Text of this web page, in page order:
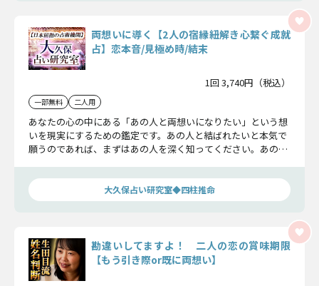
両想いに導く【2人の宿縁紐解き心繋ぐ成就
占】恋本音/見極め時/結末
1回 3,740円（税込）
一部無料 二人用
あなたの心の中にある「あの人と両想いになりたい」という想
いを現実にするための鑑定です。あの人と結ばれたいと本気で
願うのであれば、まずはあの人を深く知ってください。あの人
を知ることが一番大切なのです。
大久保占い研究室◆四柱推命
勘違いしてますよ！ 二人の恋の賞味期限
【もう引き際or既に両想い】